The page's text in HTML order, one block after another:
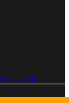
Login